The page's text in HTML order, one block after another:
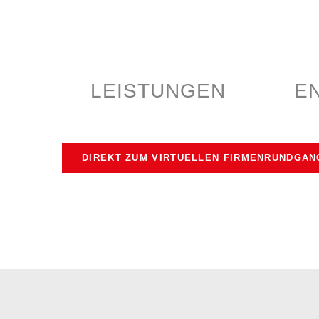
LEISTUNGEN
DIREKT ZUM VIRTUELLEN